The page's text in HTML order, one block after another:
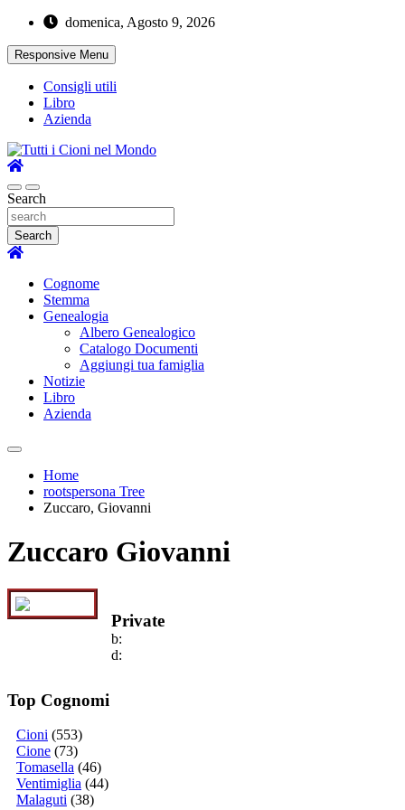
Skip
content
domenica, Agosto 9, 2026
Responsive Menu
Consigli utili
Libro
Azienda
Tutti i Cioni nel Mondo
Search
Search
Cognome
Stemma
Genealogia
Albero Genealogico
Catalogo Documenti
Aggiungi tua famiglia
Notizie
Libro
Azienda
Home
rootspersona Tree
Zuccaro, Giovanni
Zuccaro Giovanni
Private
b:
d:
Top Cognomi
Cioni (553)
Cione (73)
Tomasella (46)
Ventimiglia (44)
Malaguti (38)